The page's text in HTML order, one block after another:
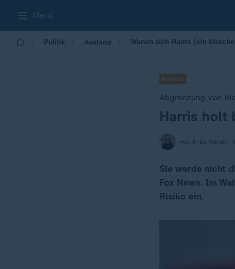
Menü
Politik Ausland Warum sich Harris (ein
Analyse
Abgrenzung von
:Harris holt
von Anna Kleiser,
Sie werde nicht
Fox News. Im
Risiko ein.